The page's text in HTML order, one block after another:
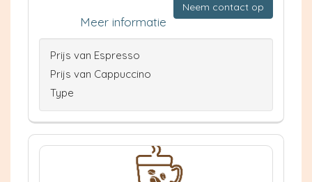
Neem contact op
Meer informatie
Prijs van Espresso
Prijs van Cappuccino
Type